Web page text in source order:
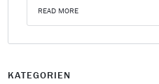
READ MORE
KATEGORIEN